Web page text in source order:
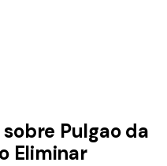
Pulgao da
Eliminar